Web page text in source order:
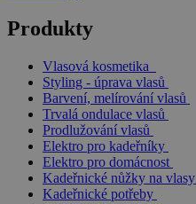
Produkty
Vlasová kosmetika
Styling - úprava vlasů
Barvení, melírování vlasů
Trvalá ondulace vlasů
Prodlužování vlasů
Elektro pro kadeřníky
Elektro pro domácnost
Kadeřnické nůžky na vlasy
Kadeřnické potřeby